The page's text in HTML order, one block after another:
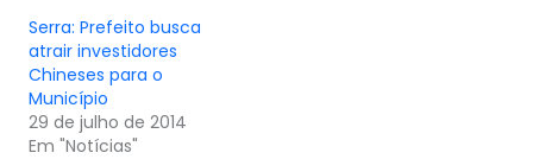
Serra: Prefeito busca
atrair investidores
Chineses para o
Município
29 de julho de 2014
Em "Notícias"